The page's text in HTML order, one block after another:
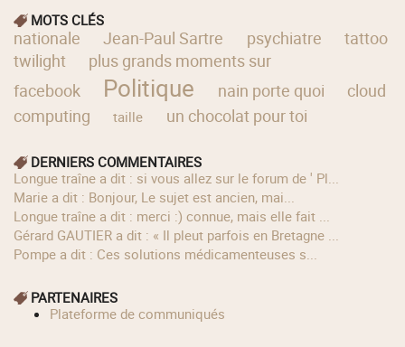
MOTS CLÉS
nationale Jean-Paul Sartre psychiatre
tattoo
twilight
plus grands moments sur
facebook
Politique nain porte quoi
cloud
computing
taille un chocolat pour toi
DERNIERS COMMENTAIRES
longue traîne a dit : si vous allez sur le forum de ' Pl...
Marie a dit : Bonjour, Le sujet est ancien, mai...
longue traîne a dit : merci :) connue, mais elle fait ...
Gérard GAUTIER a dit : « Il pleut parfois en Bretagne ...
Pompe a dit : Ces solutions médicamenteuses s...
PARTENAIRES
Plateforme de communiqués